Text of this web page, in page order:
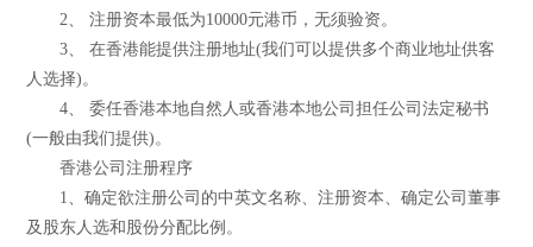
2、 注册资本最低为10000元港币，无须验资。
3、 在香港能提供注册地址(我们可以提供多个商业地址供客
人选择)。
4、 委任香港本地自然人或香港本地公司担任公司法定秘书
(一般由我们提供)。
香港公司注册程序
1、确定欲注册公司的中英文名称、注册资本、确定公司董事
及股东人选和股份分配比例。